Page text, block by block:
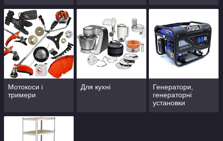
Мотокоси і
тримери
Для кухні
Генератори,
генераторні
установки